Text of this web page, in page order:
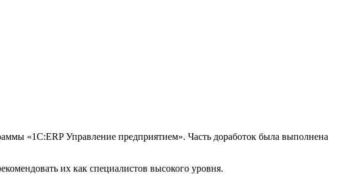
«1С:ERP Управление предприятием». Часть доработок была выполнена
их как специалистов высокого уровня.